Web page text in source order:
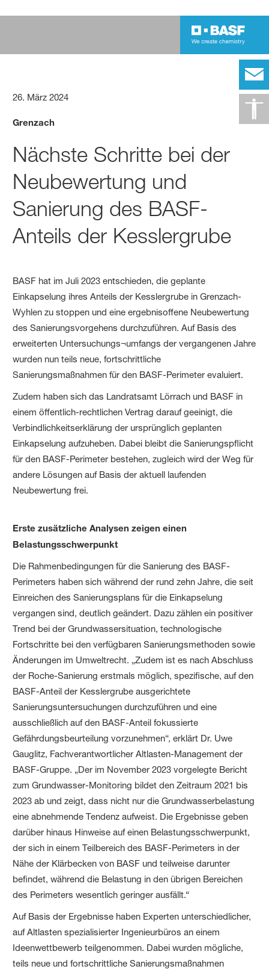
26. März 2024
Grenzach
Nächste Schritte bei der
Neubewertung und
Sanierung des BASF-
Anteils der Kesslergrube
BASF hat im Juli 2023 entschieden, die geplante
Einkapselung ihres Anteils der Kesslergrube in Grenzach-
Wyhlen zu stoppen und eine ergebnisoffene Neubewertung
des Sanierungsvorgehens durchzuführen. Auf Basis des
erweiterten Untersuchungs¬umfangs der vergangenen Jahre
wurden nun teils neue, fortschrittliche
Sanierungsmaßnahmen für den BASF-Perimeter evaluiert.
Zudem haben sich das Landratsamt Lörrach und BASF in
einem öffentlich-rechtlichen Vertrag darauf geeinigt, die
Verbindlichkeitserklärung der ursprünglich geplanten
Einkapselung aufzuheben. Dabei bleibt die Sanierungspflicht
für den BASF-Perimeter bestehen, zugleich wird der Weg für
andere Lösungen auf Basis der aktuell laufenden
Neubewertung frei.
Erste zusätzliche Analysen zeigen einen
Belastungsschwerpunkt
Die Rahmenbedingungen für die Sanierung des BASF-
Perimeters haben sich während der rund zehn Jahre, die seit
Einreichen des Sanierungsplans für die Einkapselung
vergangen sind, deutlich geändert. Dazu zählen ein positiver
Trend bei der Grundwassersituation, technologische
Fortschritte bei den verfügbaren Sanierungsmethoden sowie
Änderungen im Umweltrecht. „Zudem ist es nach Abschluss
der Roche-Sanierung erstmals möglich, spezifische, auf den
BASF-Anteil der Kesslergrube ausgerichtete
Sanierungsuntersuchungen durchzuführen und eine
ausschließlich auf den BASF-Anteil fokussierte
Gefährdungsbeurteilung vorzunehmen“, erklärt Dr. Uwe
Gauglitz, Fachverantwortlicher Altlasten-Management der
BASF-Gruppe. „Der im November 2023 vorgelegte Bericht
zum Grundwasser-Monitoring bildet den Zeitraum 2021 bis
2023 ab und zeigt, dass nicht nur die Grundwasserbelastung
eine abnehmende Tendenz aufweist. Die Ergebnisse geben
darüber hinaus Hinweise auf einen Belastungsschwerpunkt,
der sich in einem Teilbereich des BASF-Perimeters in der
Nähe der Klärbecken von BASF und teilweise darunter
befindet, während die Belastung in den übrigen Bereichen
des Perimeters wesentlich geringer ausfällt.“
Auf Basis der Ergebnisse haben Experten unterschiedlicher,
auf Altlasten spezialisierter Ingenieurbüros an einem
Ideenwettbewerb teilgenommen. Dabei wurden mögliche,
teils neue und fortschrittliche Sanierungsmaßnahmen